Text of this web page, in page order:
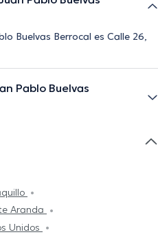
Buelvas Berrocal es Calle 26,
Pablo Buelvas
Aranda
Unidos